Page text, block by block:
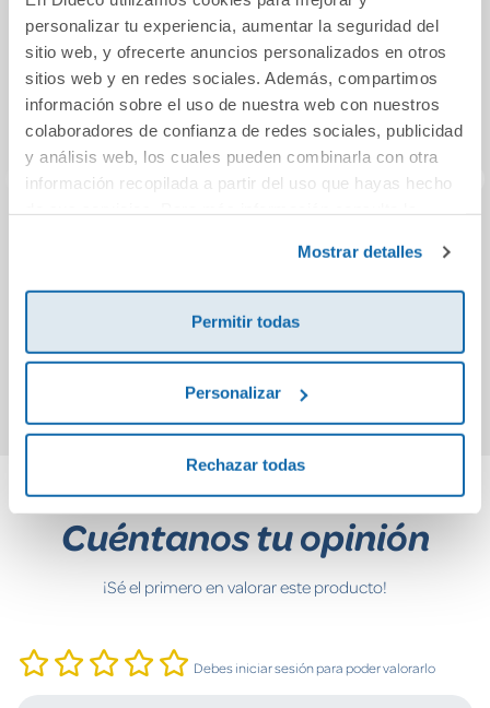
personalizar tu experiencia, aumentar la seguridad del
sitio web, y ofrecerte anuncios personalizados en otros
sitios web y en redes sociales. Además, compartimos
información sobre el uso de nuestra web con nuestros
colaboradores de confianza de redes sociales, publicidad
y análisis web, los cuales pueden combinarla con otra
información recopilada a partir del uso que hayas hecho
Mostrar detalles
Permitir todas
Personalizar
Rechazar todas
El gran concurso
Comprar
Boni vs. Mono 7.
Boni vs. Mono y el
caos en el
multiverso
13,95€
Comprar
Cuéntanos tu opinión
¡Sé el primero en valorar este producto!
Debes iniciar sesión para poder valorarlo